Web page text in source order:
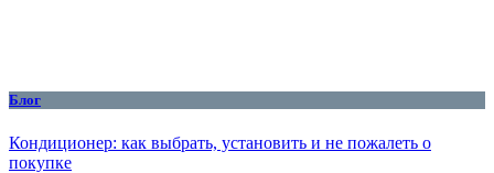
Блог
Кондиционер: как выбрать, установить и не пожалеть о
покупке